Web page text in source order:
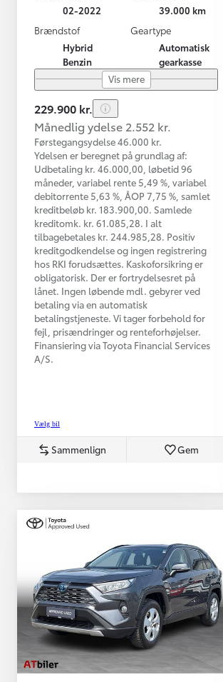
02-2022
39.000 km
Brændstof
Hybrid
Benzin
Geartype
Automatisk
gearkasse
Vis mere
229.900 kr.
Månedlig ydelse 2.552 kr.
Førstegangsydelse 46.000 kr.
Ydelsen er beregnet på grundlag af:
Udbetaling kr. 46.000,00, løbetid 96
måneder, variabel rente 5,49 %, variabel
debitorrente 5,63 %, ÅOP 7,75 %, samlet
kreditbeløb kr. 183.900,00. Samlede
kreditomk. kr. 61.085,28. I alt
tilbagebetales kr. 244.985,28. Positiv
kreditgodkendelse og ingen registrering
hos RKI forudsættes. Kaskoforsikring er
obligatorisk. Der er fortrydelsesret på
lånet. Ingen løbende mdl. gebyrer ved
betaling via en automatisk
betalingstjeneste. Vi tager forbehold for
fejl, prisændringer og renteforhøjelser.
Finansiering via Toyota Financial Services
A/S.
Vælg bil
Sammenlign Gem